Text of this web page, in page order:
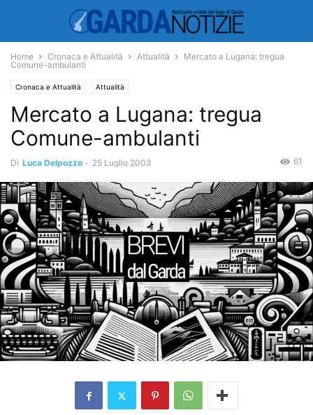
Home Cronaca e Attualità Attualità
Mercato a Lugana: tregua
Comune-ambulanti
Cronaca e Attualità Attualità
Mercato a Lugana: tregua
Comune-ambulanti
Di Luca Delpozzo - 25 Luglio 2003 61